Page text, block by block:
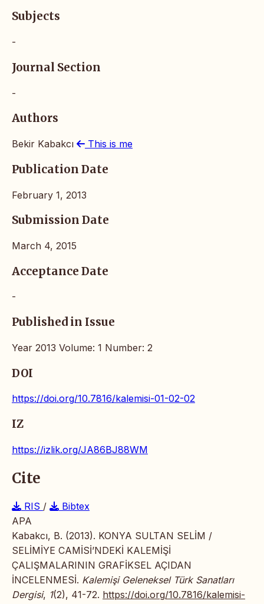
Subjects
-
Journal Section
-
Authors
Bekir Kabakcı This is me
Publication Date
February 1, 2013
Submission Date
March 4, 2015
Acceptance Date
-
Published in Issue
Year 2013 Volume: 1 Number: 2
DOI
https://doi.org/10.7816/kalemisi-01-02-02
IZ
https://izlik.org/JA86BJ88WM
Cite
RIS /
Bibtex
APA
Kabakcı, B. (2013). KONYA SULTAN SELİM /
SELİMİYE CAMİSİ’NDEKİ KALEMİŞİ
ÇALIŞMALARININ GRAFİKSEL AÇIDAN
İNCELENMESİ. Kalemişi Geleneksel Türk Sanatları
Dergisi, 1(2), 41-72. https://doi.org/10.7816/kalemisi-